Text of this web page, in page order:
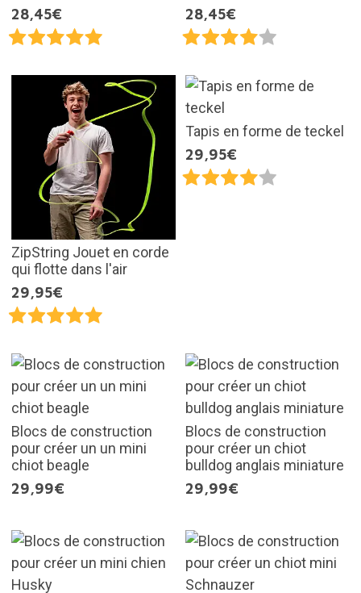
28,45€
28,45€
ZipString Jouet en corde
qui flotte dans l'air
29,95€
Tapis en forme de teckel
29,95€
Blocs de construction
pour créer un un mini
chiot beagle
29,99€
Blocs de construction
pour créer un chiot
bulldog anglais miniature
29,99€